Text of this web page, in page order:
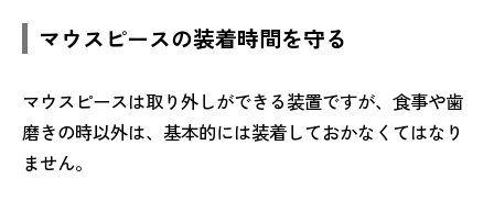
マウスピースの装着時間を守る
マウスピースは取り外しができる装置ですが、食事や歯
磨きの時以外は、基本的には装着しておかなくてはなり
ません。